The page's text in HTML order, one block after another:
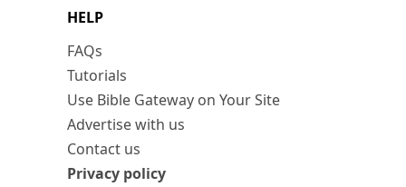
HELP
FAQs
Tutorials
Use Bible Gateway on Your Site
Advertise with us
Contact us
Privacy policy